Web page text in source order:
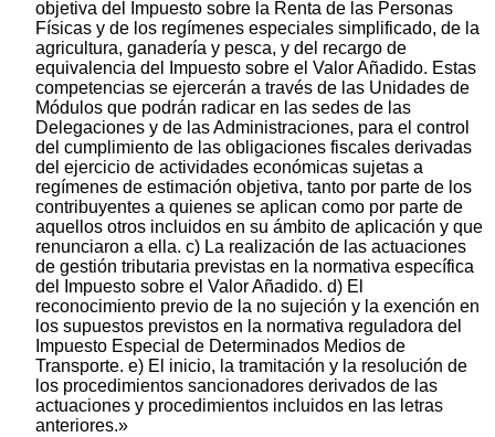
objetiva del Impuesto sobre la Renta de las Personas
Físicas y de los regímenes especiales simplificado, de la
agricultura, ganadería y pesca, y del recargo de
equivalencia del Impuesto sobre el Valor Añadido. Estas
competencias se ejercerán a través de las Unidades de
Módulos que podrán radicar en las sedes de las
Delegaciones y de las Administraciones, para el control
del cumplimiento de las obligaciones fiscales derivadas
del ejercicio de actividades económicas sujetas a
regímenes de estimación objetiva, tanto por parte de los
contribuyentes a quienes se aplican como por parte de
aquellos otros incluidos en su ámbito de aplicación y que
renunciaron a ella. c) La realización de las actuaciones
de gestión tributaria previstas en la normativa específica
del Impuesto sobre el Valor Añadido. d) El
reconocimiento previo de la no sujeción y la exención en
los supuestos previstos en la normativa reguladora del
Impuesto Especial de Determinados Medios de
Transporte. e) El inicio, la tramitación y la resolución de
los procedimientos sancionadores derivados de las
actuaciones y procedimientos incluidos en las letras
anteriores.»